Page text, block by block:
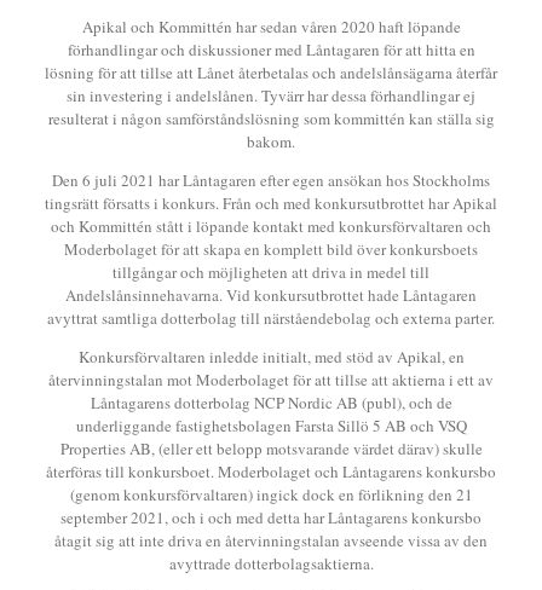
Apikal och Kommittén har sedan våren 2020 haft löpande
förhandlingar och diskussioner med Låntagaren för att hitta en
lösning för att tillse att Lånet återbetalas och andelslånsägarna återfår
sin investering i andelslånen. Tyvärr har dessa förhandlingar ej
resulterat i någon samförståndslösning som kommittén kan ställa sig
bakom.
Den 6 juli 2021 har Låntagaren efter egen ansökan hos Stockholms
tingsrätt försatts i konkurs. Från och med konkursutbrottet har Apikal
och Kommittén stått i löpande kontakt med konkursförvaltaren och
Moderbolaget för att skapa en komplett bild över konkursboets
tillgångar och möjligheten att driva in medel till
Andelslånsinnehavarna. Vid konkursutbrottet hade Låntagaren
avyttrat samtliga dotterbolag till närståendebolag och externa parter.
Konkursförvaltaren inledde initialt, med stöd av Apikal, en
återvinningstalan mot Moderbolaget för att tillse att aktierna i ett av
Låntagarens dotterbolag NCP Nordic AB (publ), och de
underliggande fastighetsbolagen Farsta Sillö 5 AB och VSQ
Properties AB, (eller ett belopp motsvarande värdet därav) skulle
återföras till konkursboet. Moderbolaget och Låntagarens konkursbo
(genom konkursförvaltaren) ingick dock en förlikning den 21
september 2021, och i och med detta har Låntagarens konkursbo
åtagit sig att inte driva en återvinningstalan avseende vissa av den
avyttrade dotterbolagsaktierna.